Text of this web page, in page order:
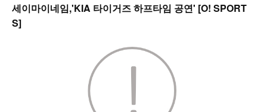
세이마이네임,'KIA 타이거즈 하프타임 공연' [O! SPORT
S]